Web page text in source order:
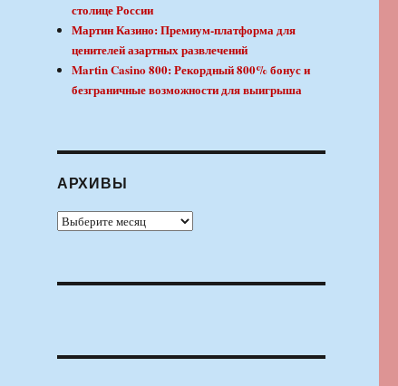
столице России
Мартин Казино: Премиум-платформа для
ценителей азартных развлечений
Martin Casino 800: Рекордный 800% бонус и
безграничные возможности для выигрыша
АРХИВЫ
Архивы